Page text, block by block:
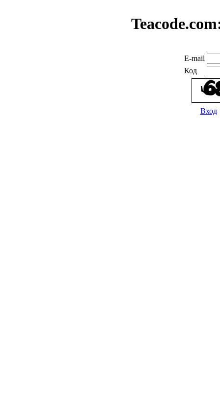
E-mail
Код
Вход